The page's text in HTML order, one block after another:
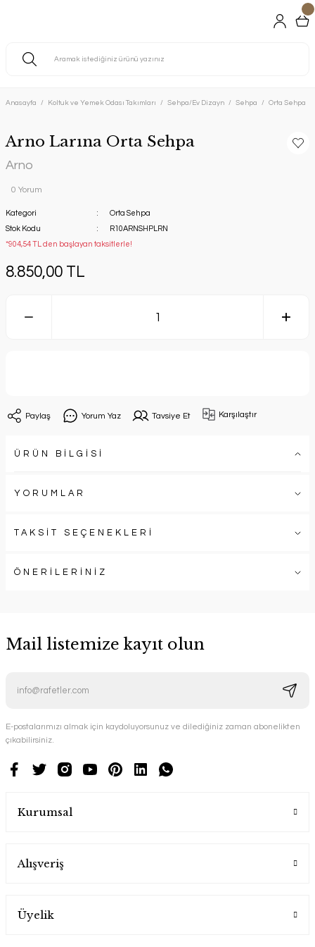
Anasayfa Koltuk ve Yemek Odası Takımları Sehpa/Ev Dizayn Sehpa Orta Sehpa
Arno Larına Orta Sehpa
Arno
0 Yorum
Kategori
Orta Sehpa
Stok Kodu
R10ARNSHPLRN
*904,54 TL den başlayan taksitlerle!
8.850,00 TL
Paylaş Yorum Yaz Tavsiye Et Karşılaştır
ÜRÜN BİLGİSİ
YORUMLAR
TAKSİT SEÇENEKLERİ
ÖNERİLERİNİZ
Mail listemize kayıt olun
E-postalarımızı almak için kaydoluyorsunuz ve dilediğiniz zaman abonelikten
çıkabilirsiniz.
Kurumsal
Alışveriş
Üyelik